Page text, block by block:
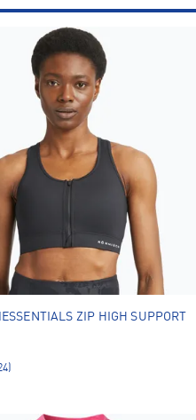
37 38 1
OK
ESSENTIALS ZIP HIGH SUPPORT